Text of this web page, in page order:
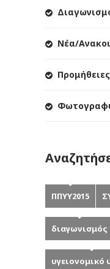
Νέα/
Προμήθειες
ΠΠΥΥ2015
διαγωνισμός
υγειονομικό